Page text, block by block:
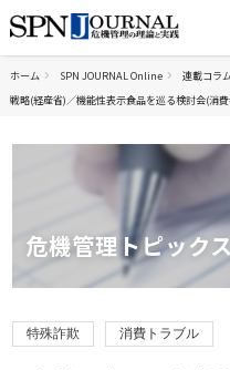
ホーム SPN JOURNAL Online 連載コラ
戦略(経産省)／機能性表示食品を巡る検討会(消
危機管理トピックス
特殊詐欺 消費トラブル